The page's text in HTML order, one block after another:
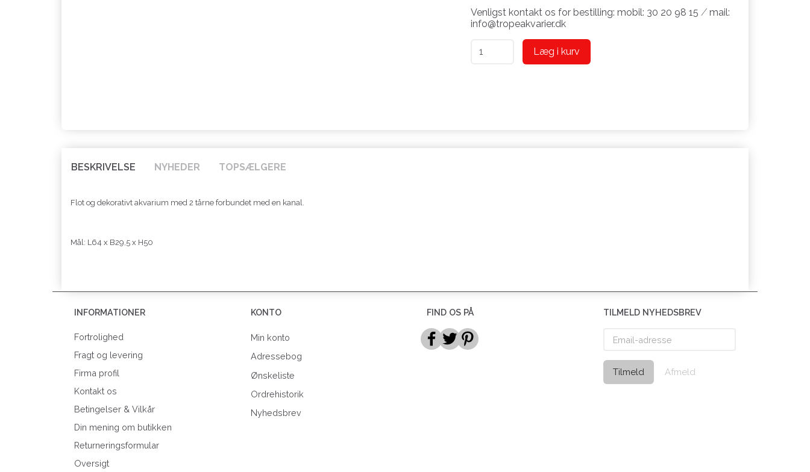
Venligst kontakt os for bestilling: mobil: 30 20 98 15 ⁄ mail:
info@tropeakvarier.dk
Læg i kurv
BESKRIVELSE NYHEDER TOPSÆLGERE
Flot og dekorativt akvarium med 2 tårne forbundet med en kanal.
Mål: L64 x B29,5 x H50
INFORMATIONER
Fortrolighed
Fragt og levering
Firma profil
Kontakt os
Betingelser & Vilkår
Din mening om butikken
Returneringsformular
Oversigt
KONTO
Min konto
Adressebog
Ønskeliste
Ordrehistorik
Nyhedsbrev
FIND OS PÅ TILMELD NYHEDSBREV
adresse
Tilmeld Afmeld